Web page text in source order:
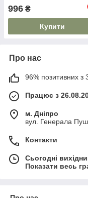
996 ₴
Купити
Про нас
96% позитивних з
Працює з
м. Дніпро
вул. Генерала
Контакти
Сьогодні
Показати весь